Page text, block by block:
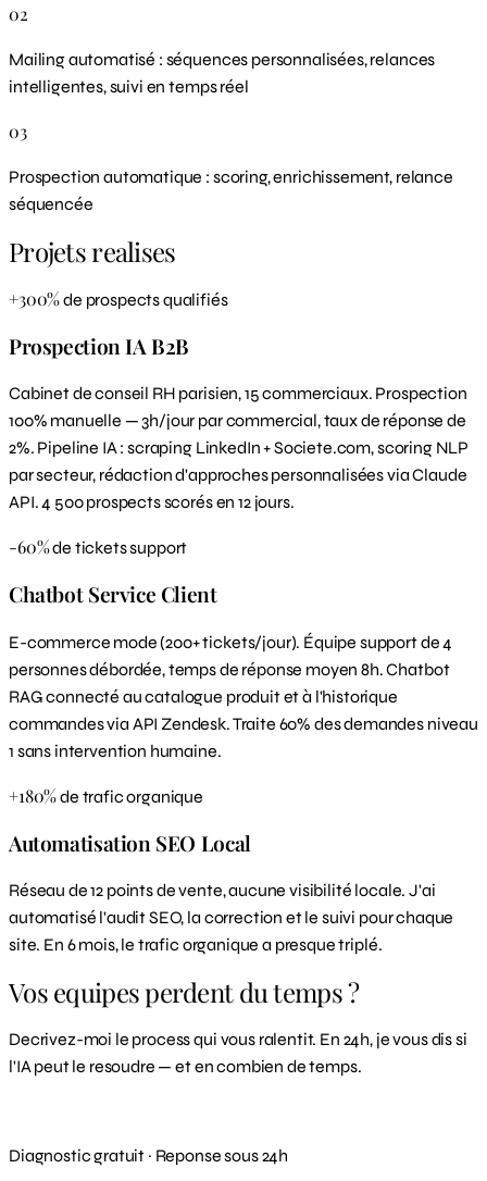
02
Mailing automatisé : séquences personnalisées, relances
intelligentes, suivi en temps réel
03
Prospection automatique : scoring, enrichissement, relance
séquencée
Projets realises
+300%de prospects qualifiés
Prospection IA B2B
Cabinet de conseil RH parisien, 15 commerciaux. Prospection
100% manuelle — 3h/jour par commercial, taux de réponse de
2%. Pipeline IA : scraping LinkedIn + Societe.com, scoring NLP
par secteur, rédaction d'approches personnalisées via Claude
API. 4 500 prospects scorés en 12 jours.
-60%de tickets support
Chatbot Service Client
E-commerce mode (200+ tickets/jour). Équipe support de 4
personnes débordée, temps de réponse moyen 8h. Chatbot
RAG connecté au catalogue produit et à l'historique
commandes via API Zendesk. Traite 60% des demandes niveau
1 sans intervention humaine.
+180%de trafic organique
Automatisation SEO Local
Réseau de 12 points de vente, aucune visibilité locale. J'ai
automatisé l'audit SEO, la correction et le suivi pour chaque
site. En 6 mois, le trafic organique a presque triplé.
Vos equipes perdent du temps ?
Decrivez-moi le process qui vous ralentit. En 24h, je vous dis si
l'IA peut le resoudre — et en combien de temps.
Diagnostic gratuit · Reponse sous 24h